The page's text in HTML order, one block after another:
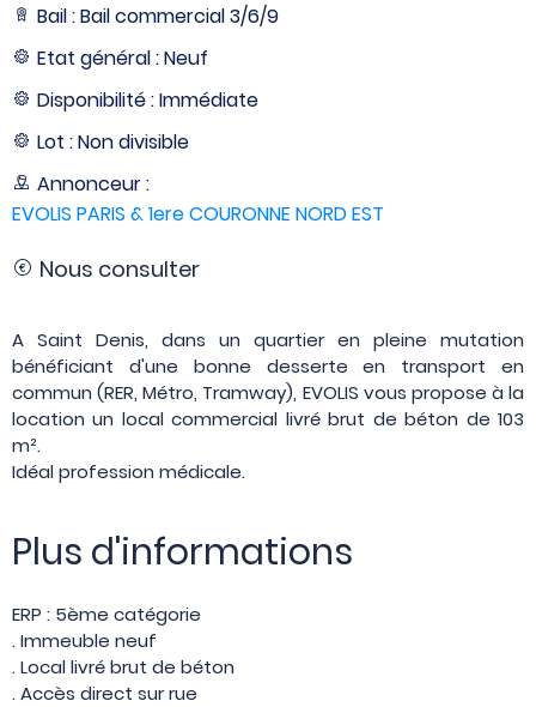
Bail : Bail commercial 3/6/9
Etat général : Neuf
Disponibilité : Immédiate
Lot : Non divisible
Annonceur :
EVOLIS PARIS & 1ere COURONNE NORD EST
Nous consulter
A Saint Denis, dans un quartier en pleine mutation
bénéficiant d'une bonne desserte en transport en
commun (RER, Métro, Tramway), EVOLIS vous propose à la
location un local commercial livré brut de béton de 103
m².
Idéal profession médicale.
Plus d'informations
ERP : 5ème catégorie
. Immeuble neuf
. Local livré brut de béton
. Accès direct sur rue